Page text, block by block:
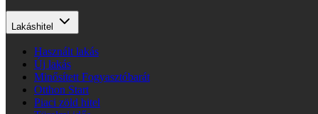
Lakáshitel
Használt lakás
Új lakás
Minősített Fogyasztóbarát
Otthon Start
Piaci zöld hitel